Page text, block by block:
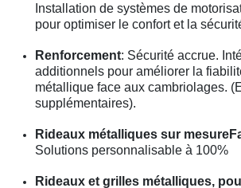
Installation de systèmes de
pour optimiser le confort et la
Renforcement: Sécurité accrue.
additionnels pour améliorer la
métallique face aux cambriolages.
supplémentaires).
Rideaux métalliques sur
Solutions personnalisable à 100%
Rideaux et grilles métalliques,